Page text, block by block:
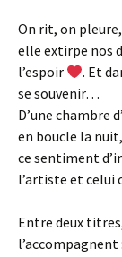
On rit, on
elle extirpe nos
l’espoir
. Et
se souvenir…
D’une chambre
en boucle la
ce sentiment
l’artiste et celui
Entre deux